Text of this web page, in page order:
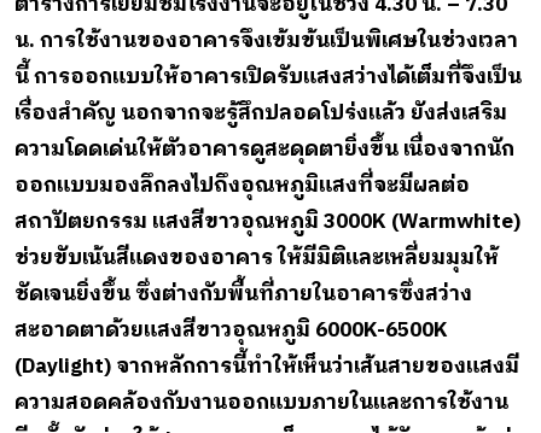
น. การใช้งานของอาคารจึงเข้มข้นเป็นพิเศษในช่วงเวลา
นี้ การออกแบบให้อาคารเปิดรับแสงสว่างได้เต็มที่จึงเป็น
เรื่องสำคัญ นอกจากจะรู้สึกปลอดโปร่งแล้ว ยังส่งเสริม
ความโดดเด่นให้ตัวอาคารดูสะดุดตายิ่งขึ้น เนื่องจากนัก
ออกแบบมองลึกลงไปถึงอุณหภูมิแสงที่จะมีผลต่อ
สถาปัตยกรรม แสงสีขาวอุณหภูมิ 3000K (Warmwhite)
ช่วยขับเน้นสีแดงของอาคาร ให้มีมิติและเหลี่ยมมุมให้
ชัดเจนยิ่งขึ้น ซึ่งต่างกับพื้นที่ภายในอาคารซึ่งสว่าง
สะอาดตาด้วยแสงสีขาวอุณหภูมิ 6000K-6500K
(Daylight) จากหลักการนี้ทำให้เห็นว่าเส้นสายของแสงมี
ความสอดคล้องกับงานออกแบบภายในและการใช้งาน